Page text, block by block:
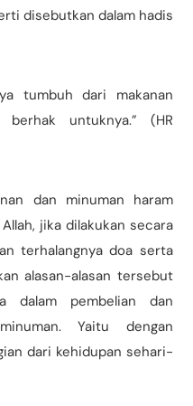
disebutkan dalam hadis
tumbuh dari makanan
untuknya.” (HR
dan minuman haram
jika dilakukan secara
terhalangnya doa serta
alasan-alasan tersebut
dalam pembelian dan
Yaitu dengan
dari kehidupan sehari-